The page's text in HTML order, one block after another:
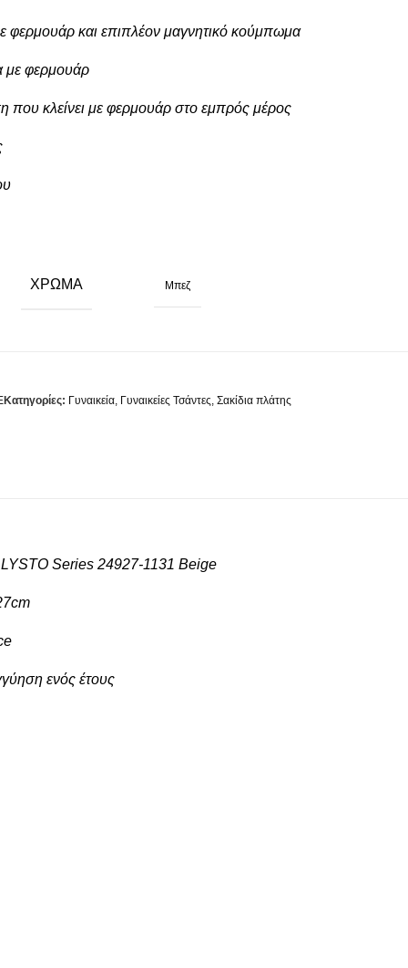
φερμουάρ και επιπλέον μαγνητικό κούμπωμα
με φερμουάρ
που κλείνει με φερμουάρ στο εμπρός μέρος
ΧΡΏΜΑ Μπεζ
Κατηγορίες: Γυναικεία, Γυναικείες Τσάντες, Σακίδια πλάτης
Series 24927-1131 Beige
ενός έτους